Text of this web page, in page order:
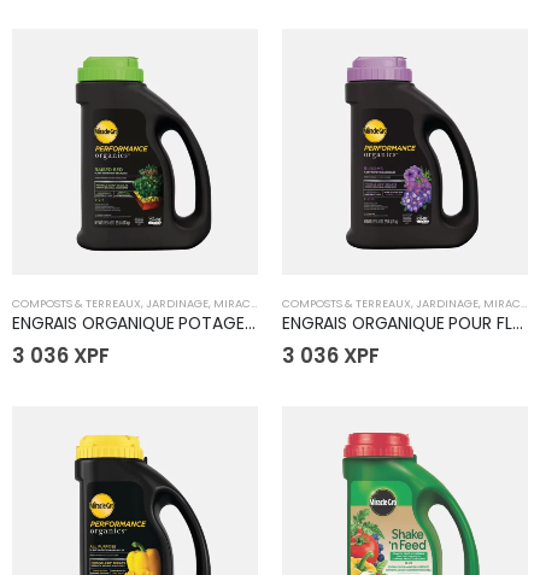
COMPOSTS & TERREAUX, JARDINAGE, MIRACLE GRO
ENGRAIS ORGANIQUE POTAGER - 1.13 KG
3 036 XPF
COMPOSTS & TERREAUX, JARDINAGE, MIRACLE GRO
ENGRAIS ORGANIQUE POUR FLEURS - 1.13 KG
3 036 XPF